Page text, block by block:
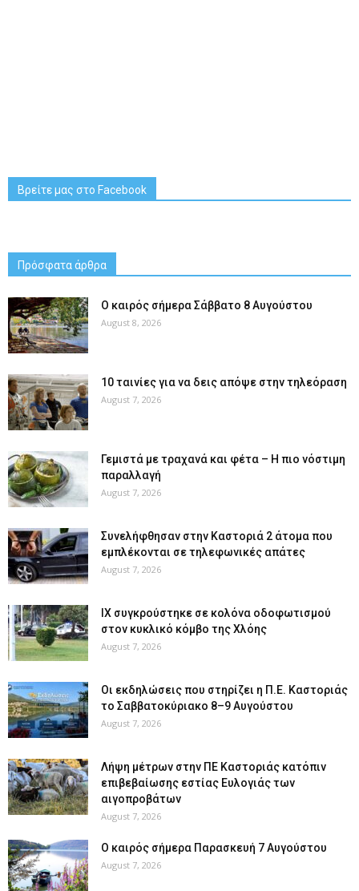
Βρείτε μας στο Facebook
Πρόσφατα άρθρα
Ο καιρός σήμερα Σάββατο 8 Αυγούστου
August 8, 2026
10 ταινίες για να δεις απόψε στην τηλεόραση
August 7, 2026
Γεμιστά με τραχανά και φέτα – Η πιο νόστιμη
παραλλαγή
August 7, 2026
Συνελήφθησαν στην Καστοριά 2 άτομα που
εμπλέκονται σε τηλεφωνικές απάτες
August 7, 2026
ΙΧ συγκρούστηκε σε κολόνα οδοφωτισμού
στον κυκλικό κόμβο της Χλόης
August 7, 2026
Οι εκδηλώσεις που στηρίζει η Π.Ε. Καστοριάς
το Σαββατοκύριακο 8–9 Αυγούστου
August 7, 2026
Λήψη μέτρων στην ΠΕ Καστοριάς κατόπιν
επιβεβαίωσης εστίας Ευλογιάς των
αιγοπροβάτων
August 7, 2026
Ο καιρός σήμερα Παρασκευή 7 Αυγούστου
August 7, 2026